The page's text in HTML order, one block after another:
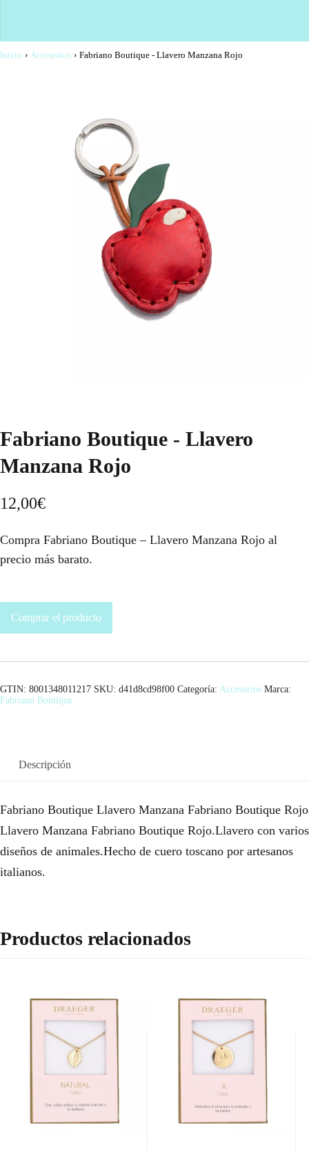
Inicio › Accesorios › Fabriano Boutique - Llavero Manzana Rojo
Fabriano Boutique - Llavero
Manzana Rojo
12,00€
Compra Fabriano Boutique – Llavero Manzana Rojo al
precio más barato.
Comprar el producto
GTIN: 8001348011217 SKU: d41d8cd98f00 Categoría: Accesorios Marca:
Fabriano Boutique
Descripción
Fabriano Boutique Llavero Manzana Fabriano Boutique Rojo
Llavero Manzana Fabriano Boutique Rojo.Llavero con varios
diseños de animales.Hecho de cuero toscano por artesanos
italianos.
Productos relacionados